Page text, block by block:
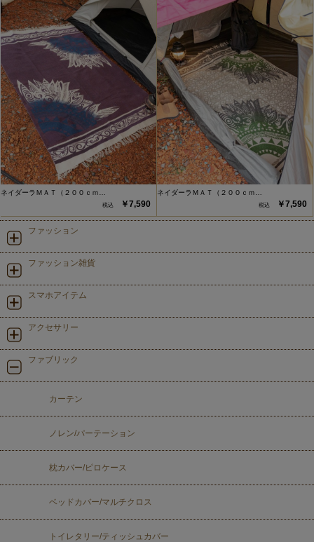
ネイダーラＭＡＴ（２００ｃｍ…
￥7,590
ネイダーラＭＡＴ（２００ｃｍ…
￥7,590
ファッション
ファッション雑貨
スマホアイテム
アクセサリー
ファブリック
カーテン
ノレン/パーテーション
枕カバー/ピロケース
ベッドカバー/マルチクロス
トイレタリー/ティッシュカバー